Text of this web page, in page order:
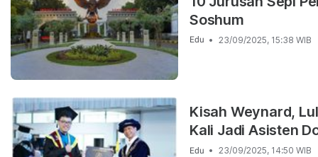
Soshum
Edu 23/09/2025, 15:38 WIB
Kisah Weynard,
Kali Jadi Asisten
Edu 23/09/2025, 14:50 WIB